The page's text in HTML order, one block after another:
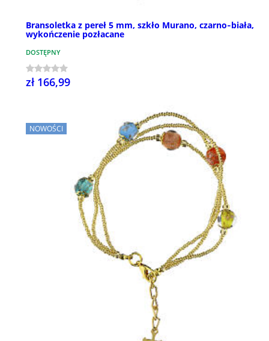
Bransoletka z pereł 5 mm, szkło Murano, czarno‑biała,
wykończenie pozłacane
DOSTĘPNY
zł 166,99
NOWOŚCI